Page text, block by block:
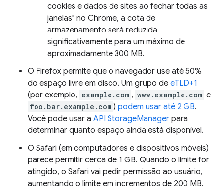
cookies e dados de sites ao fechar todas as
janelas" no Chrome, a cota de
armazenamento será reduzida
significativamente para um máximo de
aproximadamente 300 MB.
O Firefox permite que o navegador use até 50%
do espaço livre em disco. Um grupo de eTLD+1
(por exemplo, example.com , www.example.com e
foo.bar.example.com ) podem usar até 2 GB.
Você pode usar a API StorageManager para
determinar quanto espaço ainda está disponível.
O Safari (em computadores e dispositivos móveis)
parece permitir cerca de 1 GB. Quando o limite for
atingido, o Safari vai pedir permissão ao usuário,
aumentando o limite em incrementos de 200 MB.